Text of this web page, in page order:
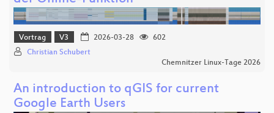
Vortrag V3 2026-03-28
602
Christian Schubert
Chemnitzer Linux-Tage 2026
An introduction to qGIS for current
Google Earth Users